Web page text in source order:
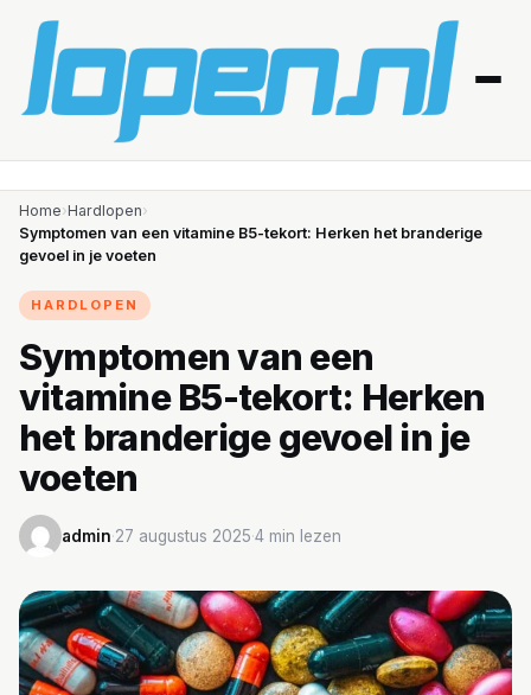
Home
Afvallen
Blessures
Gezondheid
Producten
Routes
Schema’s
Voeding
Home›Hardlopen›
Symptomen van een vitamine B5-tekort: Herken het branderige
gevoel in je voeten
HARDLOPEN
Symptomen van een
vitamine B5-tekort: Herken
het branderige gevoel in je
voeten
admin·27 augustus 2025·4 min lezen